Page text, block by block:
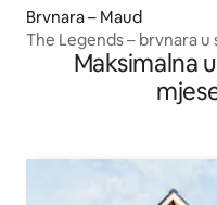
Brvnara – Maud
The Legends – brvnara u
Maksimalna